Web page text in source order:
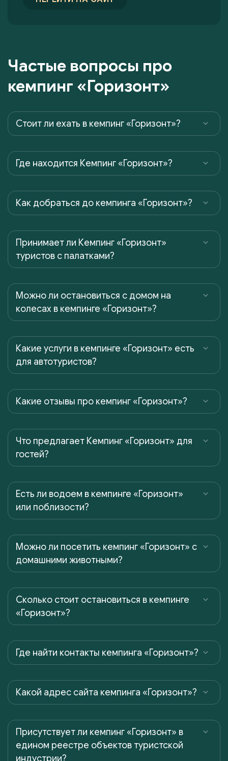
Частые вопросы про
кемпинг «Горизонт»
Cтоит ли ехать в кемпинг «Горизонт»?
Где находится Кемпинг «Горизонт»?
Как добраться до кемпинга «Горизонт»?
Принимает ли Кемпинг «Горизонт»
туристов с палатками?
Можно ли остановиться с домом на
колесах в кемпинге «Горизонт»?
Какие услуги в кемпинге «Горизонт» есть
для автотуристов?
Какие отзывы про кемпинг «Горизонт»?
Что предлагает Кемпинг «Горизонт» для
гостей?
Есть ли водоем в кемпинге «Горизонт»
или поблизости?
Можно ли посетить кемпинг «Горизонт» с
домашними животными?
Сколько стоит остановиться в кемпинге
«Горизонт»?
Где найти контакты кемпинга «Горизонт»?
Какой адрес сайта кемпинга «Горизонт»?
Присутствует ли кемпинг «Горизонт» в
едином реестре объектов туристской
индустрии?